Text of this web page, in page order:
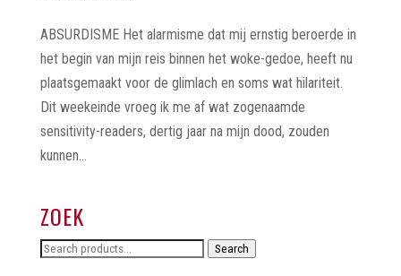
ABSURDISME Het alarmisme dat mij ernstig beroerde in
het begin van mijn reis binnen het woke-gedoe, heeft nu
plaatsgemaakt voor de glimlach en soms wat hilariteit.
Dit weekeinde vroeg ik me af wat zogenaamde
sensitivity-readers, dertig jaar na mijn dood, zouden
kunnen...
ZOEK
Search
Search